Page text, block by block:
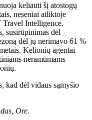
keliauti šį atostogų
neseniai atliktoje
Intelligence.
susirūpinimas dėl
dėl jų nerimavo 61 %
Kelionių agentai
neramumams
kad dėl vidaus sąmyšio
Ore.